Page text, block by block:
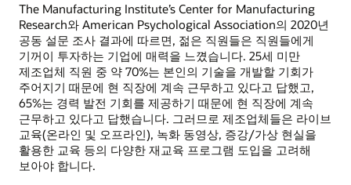
The Manufacturing Institute’s Center for Manufacturing
Research와 American Psychological Association의 2020년
공동 설문 조사 결과에 따르면, 젊은 직원들은 직원들에게
기꺼이 투자하는 기업에 매력을 느꼈습니다. 25세 미만
제조업체 직원 중 약 70%는 본인의 기술을 개발할 기회가
주어지기 때문에 현 직장에 계속 근무하고 있다고 답했고,
65%는 경력 발전 기회를 제공하기 때문에 현 직장에 계속
근무하고 있다고 답했습니다. 그러므로 제조업체들은 라이브
교육(온라인 및 오프라인), 녹화 동영상, 증강/가상 현실을
활용한 교육 등의 다양한 재교육 프로그램 도입을 고려해
보아야 합니다.